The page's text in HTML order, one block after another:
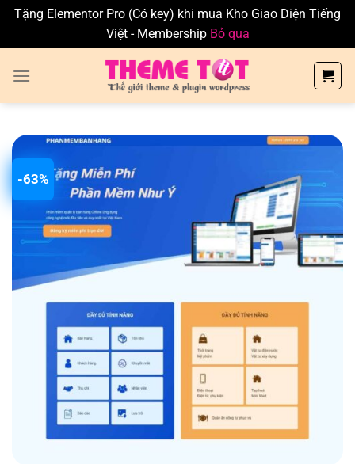
Tặng Elementor Pro (Có key) khi mua Kho Giao Diện Tiếng
Việt - Membership Bỏ qua
-63%